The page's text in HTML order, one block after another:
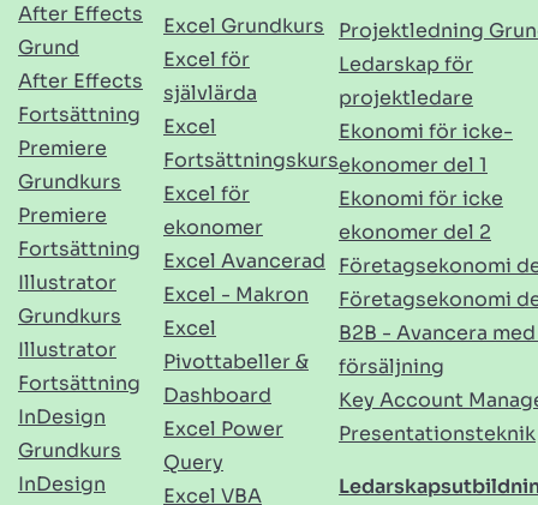
After Effects
Grund
After Effects
Fortsättning
Premiere
Grundkurs
Premiere
Fortsättning
Illustrator
Grundkurs
Illustrator
Fortsättning
InDesign
Grundkurs
InDesign
Excel Grundkurs
Excel för
självlärda
Excel
Fortsättningskurs
Excel för
ekonomer
Excel Avancerad
Excel - Makron
Excel
Pivottabeller &
Dashboard
Excel Power
Query
Excel VBA
Projektledning
Ledarskap för
projektledare
Ekonomi för icke-
ekonomer del 1
Ekonomi för icke
ekonomer del 2
Företagsekonomi
Företagsekonomi
B2B - Avancera
försäljning
Key Account
Presentationsteknik